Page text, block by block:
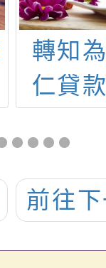
轉知
仁貸
桃園
市公
員輔
款借
前往